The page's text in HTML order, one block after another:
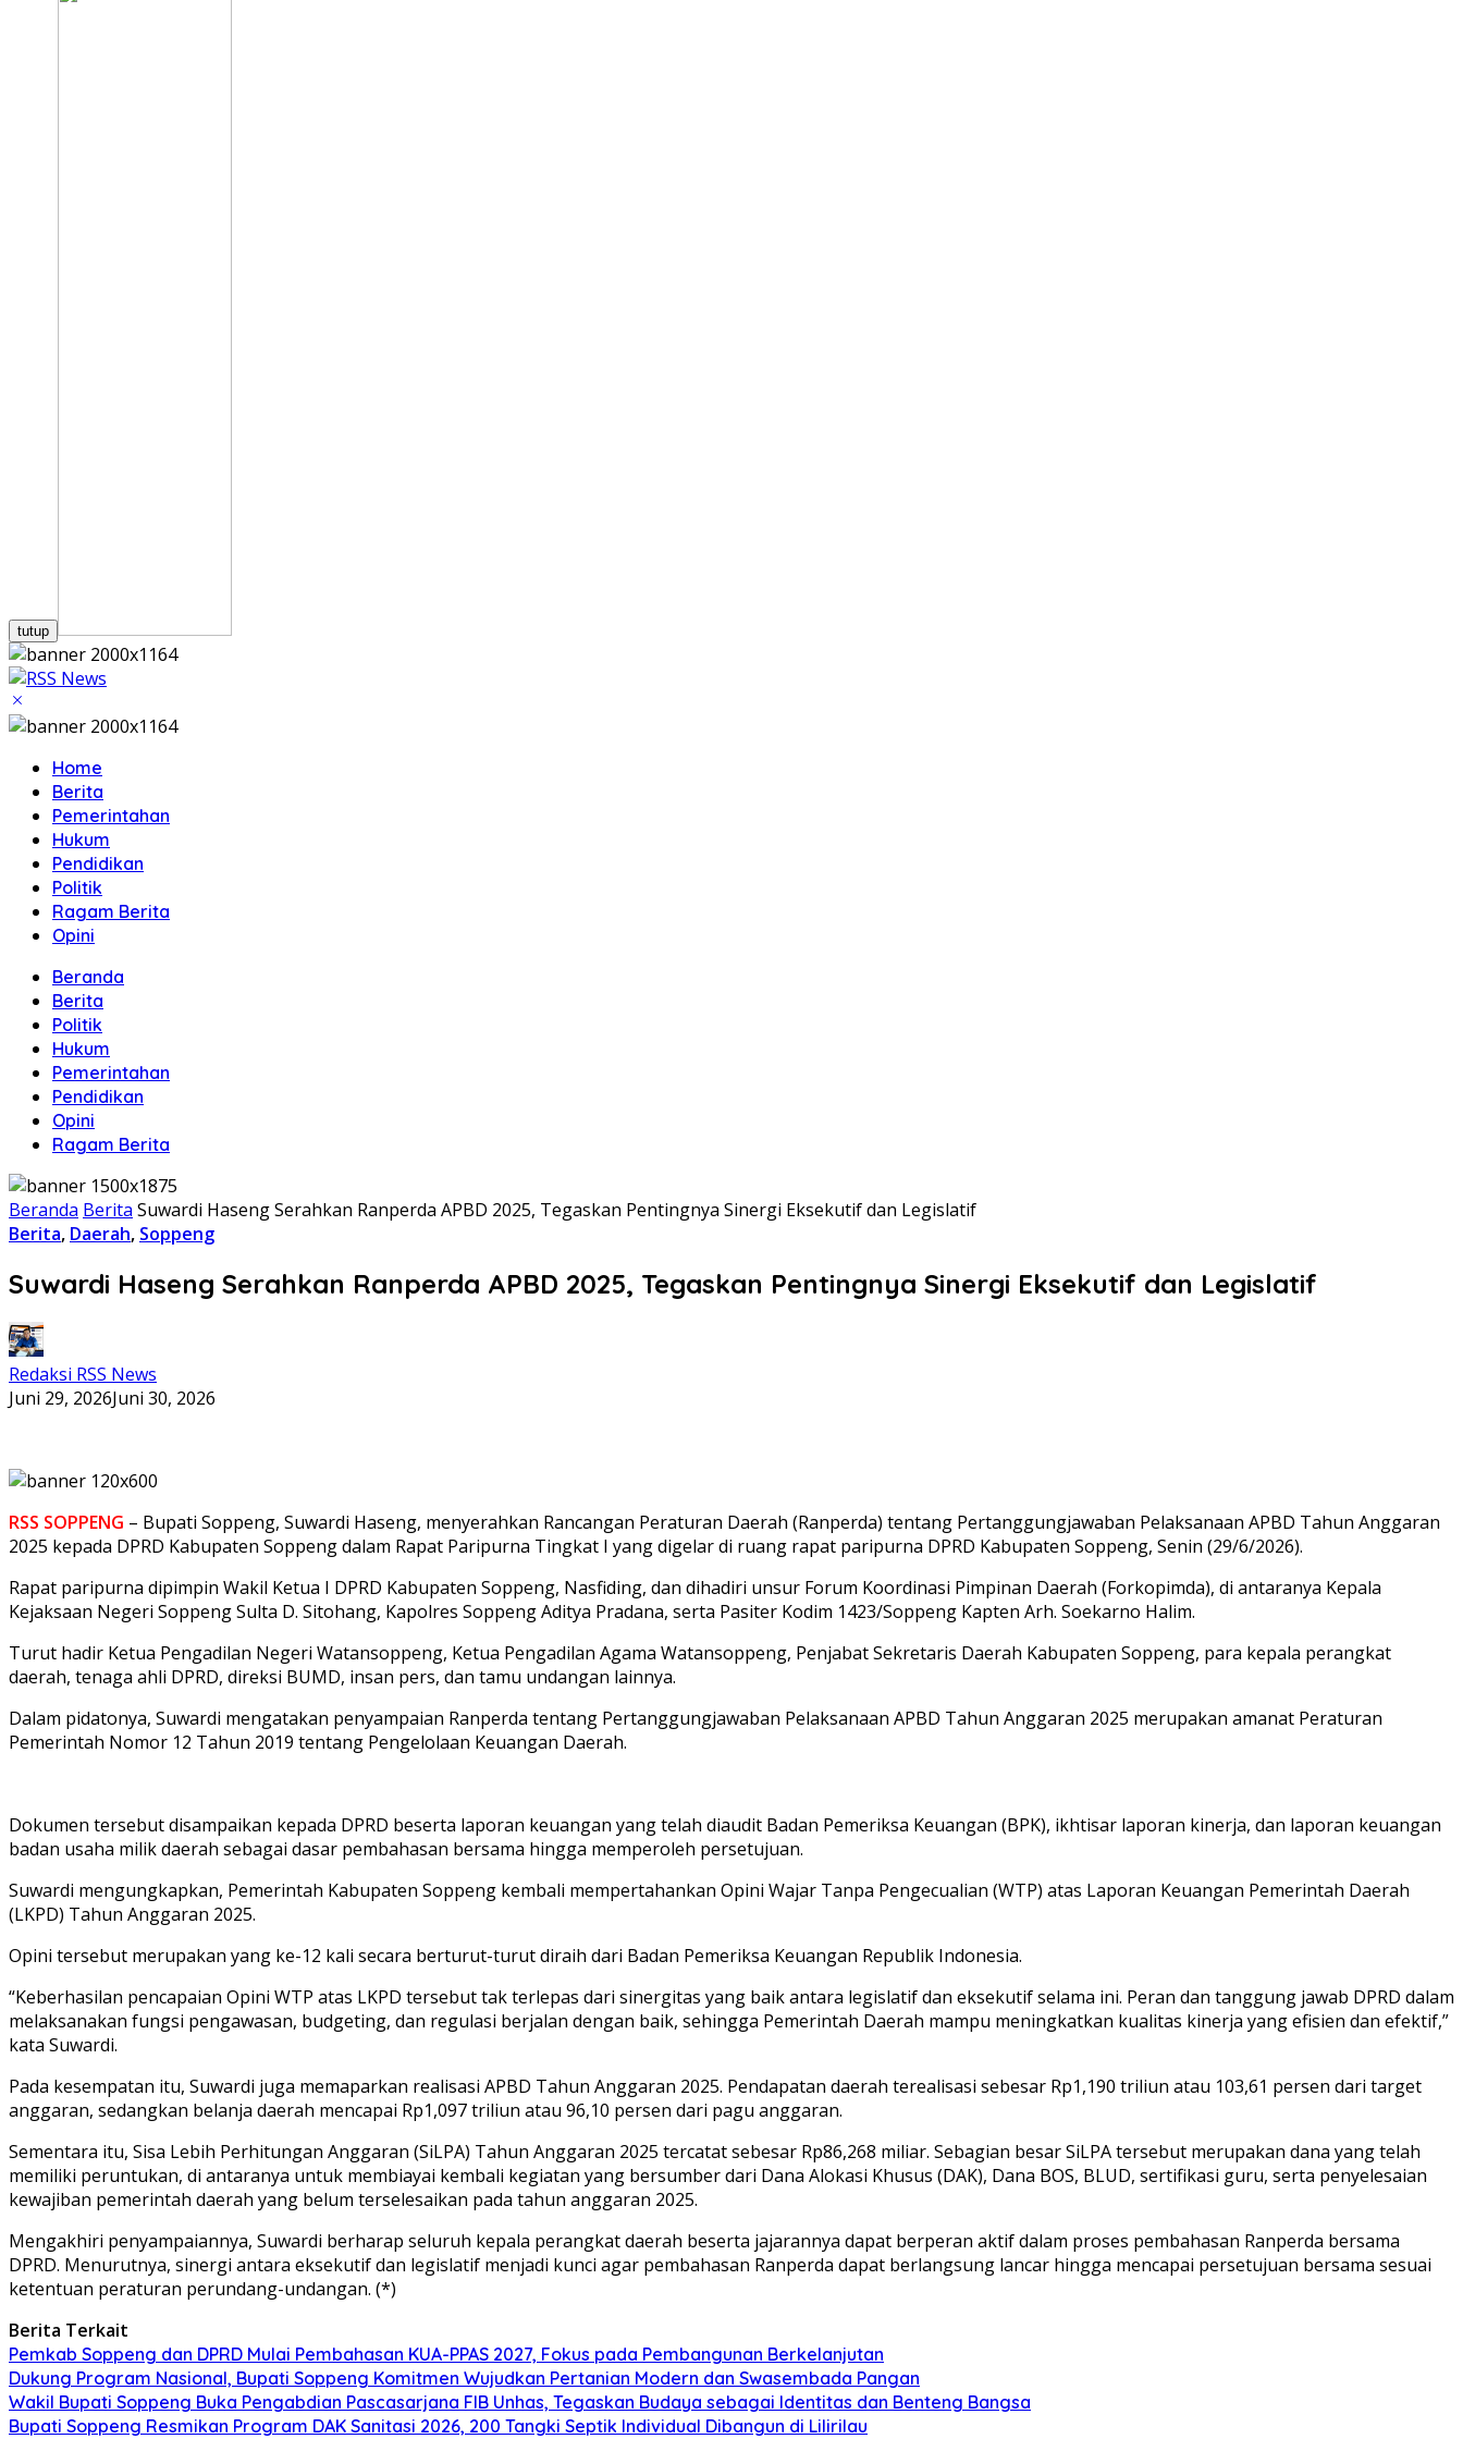
tutup
Home
Berita
Pemerintahan
Hukum
Pendidikan
Politik
Ragam Berita
Opini
Beranda
Berita
Politik
Hukum
Pemerintahan
Pendidikan
Opini
Ragam Berita
Beranda Berita Suwardi Haseng Serahkan Ranperda APBD 2025, Tegaskan Pentingnya Sinergi Eksekutif dan Legislatif
Berita, Daerah, Soppeng
Suwardi Haseng Serahkan Ranperda APBD 2025, Tegaskan Pentingnya Sinergi Eksekutif dan Legislatif
Redaksi RSS News
Juni 29, 2026Juni 30, 2026
RSS SOPPENG – Bupati Soppeng, Suwardi Haseng, menyerahkan Rancangan Peraturan Daerah (Ranperda) tentang Pertanggungjawaban Pelaksanaan APBD Tahun Anggaran
2025 kepada DPRD Kabupaten Soppeng dalam Rapat Paripurna Tingkat I yang digelar di ruang rapat paripurna DPRD Kabupaten Soppeng, Senin (29/6/2026).
Rapat paripurna dipimpin Wakil Ketua I DPRD Kabupaten Soppeng, Nasfiding, dan dihadiri unsur Forum Koordinasi Pimpinan Daerah (Forkopimda), di antaranya Kepala
Kejaksaan Negeri Soppeng Sulta D. Sitohang, Kapolres Soppeng Aditya Pradana, serta Pasiter Kodim 1423/Soppeng Kapten Arh. Soekarno Halim.
Turut hadir Ketua Pengadilan Negeri Watansoppeng, Ketua Pengadilan Agama Watansoppeng, Penjabat Sekretaris Daerah Kabupaten Soppeng, para kepala perangkat
daerah, tenaga ahli DPRD, direksi BUMD, insan pers, dan tamu undangan lainnya.
Dalam pidatonya, Suwardi mengatakan penyampaian Ranperda tentang Pertanggungjawaban Pelaksanaan APBD Tahun Anggaran 2025 merupakan amanat Peraturan
Pemerintah Nomor 12 Tahun 2019 tentang Pengelolaan Keuangan Daerah.
Dokumen tersebut disampaikan kepada DPRD beserta laporan keuangan yang telah diaudit Badan Pemeriksa Keuangan (BPK), ikhtisar laporan kinerja, dan laporan keuangan
badan usaha milik daerah sebagai dasar pembahasan bersama hingga memperoleh persetujuan.
Suwardi mengungkapkan, Pemerintah Kabupaten Soppeng kembali mempertahankan Opini Wajar Tanpa Pengecualian (WTP) atas Laporan Keuangan Pemerintah Daerah
(LKPD) Tahun Anggaran 2025.
Opini tersebut merupakan yang ke-12 kali secara berturut-turut diraih dari Badan Pemeriksa Keuangan Republik Indonesia.
“Keberhasilan pencapaian Opini WTP atas LKPD tersebut tak terlepas dari sinergitas yang baik antara legislatif dan eksekutif selama ini. Peran dan tanggung jawab DPRD dalam
melaksanakan fungsi pengawasan, budgeting, dan regulasi berjalan dengan baik, sehingga Pemerintah Daerah mampu meningkatkan kualitas kinerja yang efisien dan efektif,”
kata Suwardi.
Pada kesempatan itu, Suwardi juga memaparkan realisasi APBD Tahun Anggaran 2025. Pendapatan daerah terealisasi sebesar Rp1,190 triliun atau 103,61 persen dari target
anggaran, sedangkan belanja daerah mencapai Rp1,097 triliun atau 96,10 persen dari pagu anggaran.
Sementara itu, Sisa Lebih Perhitungan Anggaran (SiLPA) Tahun Anggaran 2025 tercatat sebesar Rp86,268 miliar. Sebagian besar SiLPA tersebut merupakan dana yang telah
memiliki peruntukan, di antaranya untuk membiayai kembali kegiatan yang bersumber dari Dana Alokasi Khusus (DAK), Dana BOS, BLUD, sertifikasi guru, serta penyelesaian
kewajiban pemerintah daerah yang belum terselesaikan pada tahun anggaran 2025.
Mengakhiri penyampaiannya, Suwardi berharap seluruh kepala perangkat daerah beserta jajarannya dapat berperan aktif dalam proses pembahasan Ranperda bersama
DPRD. Menurutnya, sinergi antara eksekutif dan legislatif menjadi kunci agar pembahasan Ranperda dapat berlangsung lancar hingga mencapai persetujuan bersama sesuai
ketentuan peraturan perundang-undangan. (*)
Berita Terkait
Pemkab Soppeng dan DPRD Mulai Pembahasan KUA-PPAS 2027, Fokus pada Pembangunan Berkelanjutan
Dukung Program Nasional, Bupati Soppeng Komitmen Wujudkan Pertanian Modern dan Swasembada Pangan
Wakil Bupati Soppeng Buka Pengabdian Pascasarjana FIB Unhas, Tegaskan Budaya sebagai Identitas dan Benteng Bangsa
Bupati Soppeng Resmikan Program DAK Sanitasi 2026, 200 Tangki Septik Individual Dibangun di Lilirilau